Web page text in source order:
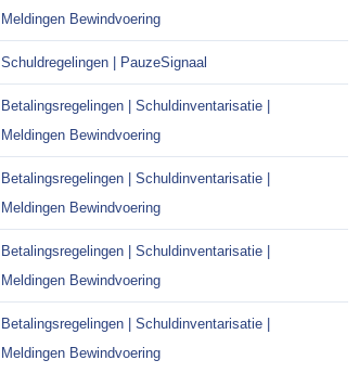
Meldingen Bewindvoering
Schuldregelingen | PauzeSignaal
Betalingsregelingen | Schuldinventarisatie |
Meldingen Bewindvoering
Betalingsregelingen | Schuldinventarisatie |
Meldingen Bewindvoering
Betalingsregelingen | Schuldinventarisatie |
Meldingen Bewindvoering
Betalingsregelingen | Schuldinventarisatie |
Meldingen Bewindvoering